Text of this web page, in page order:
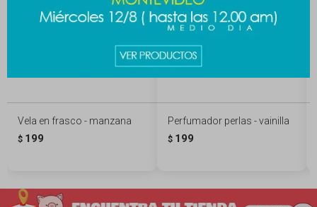
Vela en frasco - manzana
$ 199
Perfumador perlas - vainilla
$ 199